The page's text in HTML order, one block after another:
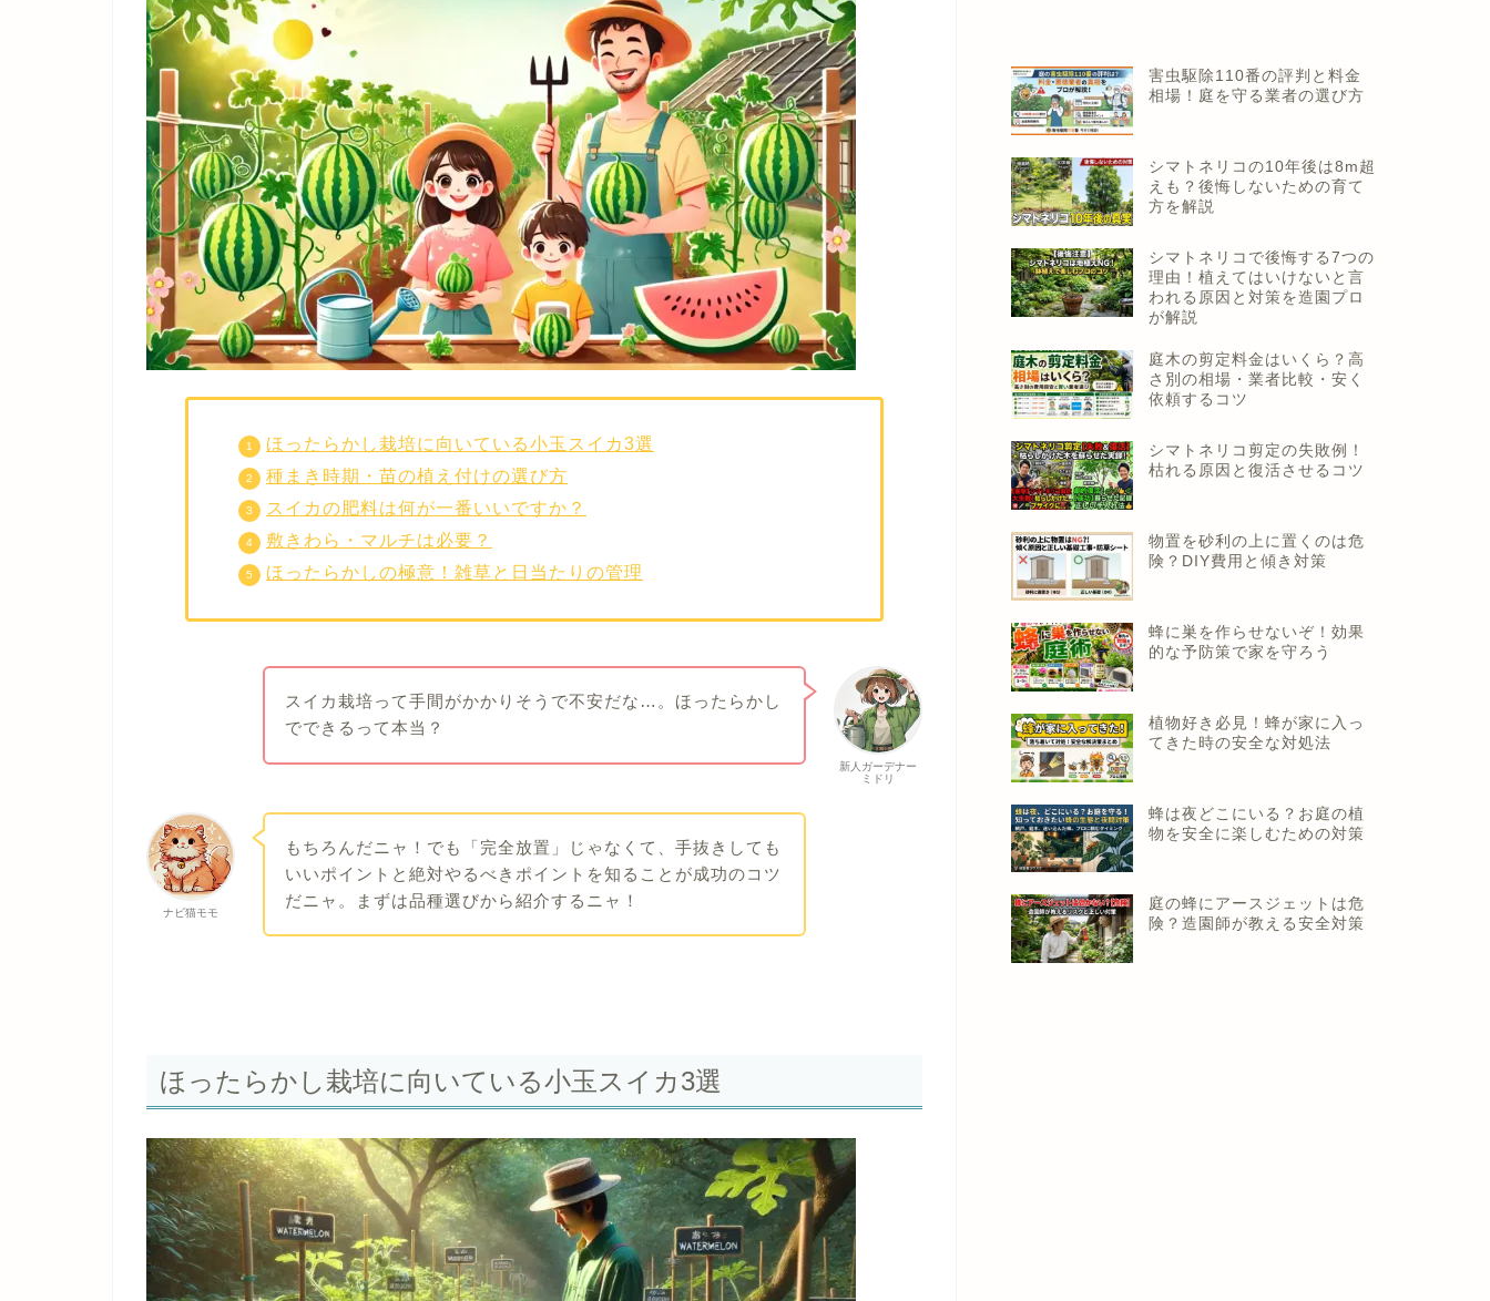
ほったらかし栽培に向いている小玉スイカ3選
種まき時期・苗の植え付けの選び方
スイカの肥料は何が一番いいですか？
敷きわら・マルチは必要？
ほったらかしの極意！雑草と日当たりの管理
新人ガーデナー
ミドリ
スイカ栽培って手間がかかりそうで不安だな…。ほったらかし
でできるって本当？
ナビ猫モモ
もちろんだニャ！でも「完全放置」じゃなくて、手抜きしても
いいポイントと絶対やるべきポイントを知ることが成功のコツ
だニャ。まずは品種選びから紹介するニャ！
ほったらかし栽培に向いている小玉スイカ3選
害虫駆除110番の評判と料金
相場！庭を守る業者の選び方
シマトネリコの10年後は8m超
えも？後悔しないための育て
方を解説
シマトネリコで後悔する7つの
理由！植えてはいけないと言
われる原因と対策を造園プロ
が解説
庭木の剪定料金はいくら？高
さ別の相場・業者比較・安く
依頼するコツ
シマトネリコ剪定の失敗例！
枯れる原因と復活させるコツ
物置を砂利の上に置くのは危
険？DIY費用と傾き対策
蜂に巣を作らせないぞ！効果
的な予防策で家を守ろう
植物好き必見！蜂が家に入っ
てきた時の安全な対処法
蜂は夜どこにいる？お庭の植
物を安全に楽しむための対策
庭の蜂にアースジェットは危
険？造園師が教える安全対策